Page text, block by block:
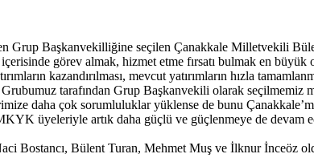
Başkanvekilliğine seçilen Çanakkale Milletvekili
görev almak, hizmet etme fırsatı bulmak en
kazandırılması, mevcut yatırımların hızla
tarafından Grup Başkanvekili olarak seçilmemiz
daha çok sorumluluklar yüklense de bunu
üyeleriyle artık daha güçlü ve güçlenmeye de devam
Bostancı, Bülent Turan, Mehmet Muş ve İlknur İnceöz